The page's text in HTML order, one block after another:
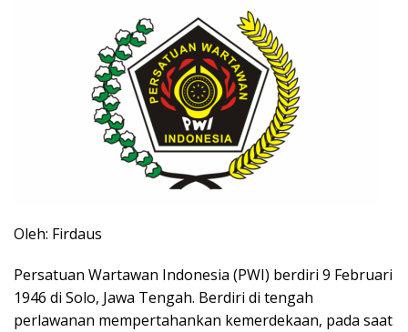
Oleh: Firdaus
Persatuan Wartawan Indonesia (PWI) berdiri 9 Februari
1946 di Solo, Jawa Tengah. Berdiri di tengah
perlawanan mempertahankan kemerdekaan, pada saat